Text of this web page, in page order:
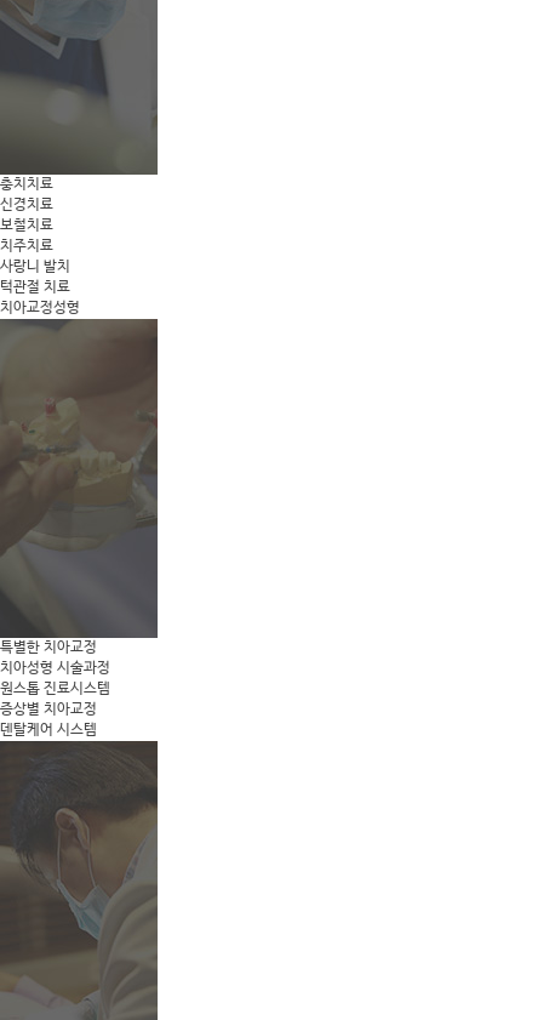
충치치료
신경치료
보철치료
치주치료
사랑니 발치
턱관절 치료
치아교정성형
특별한 치아교정
치아성형 시술과정
원스톱 진료시스템
증상별 치아교정
덴탈케어 시스템